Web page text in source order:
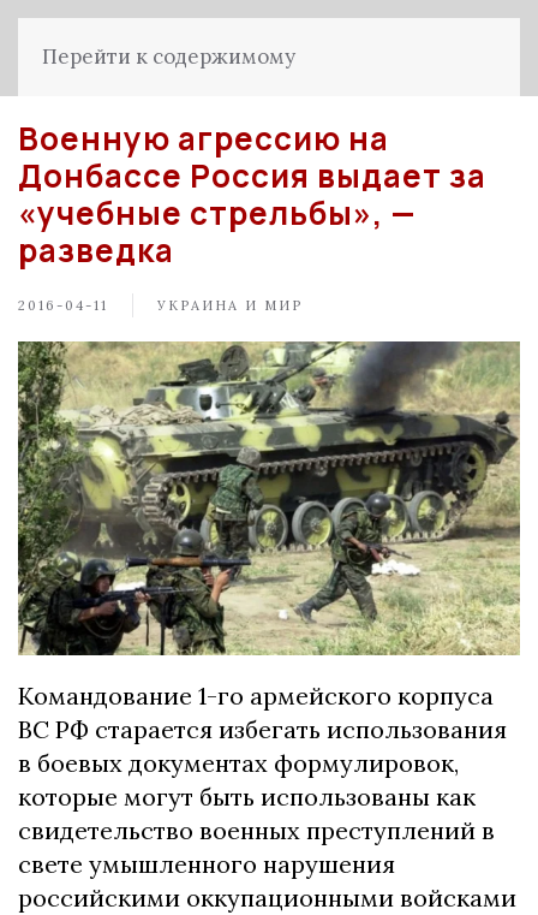
Перейти к содержимому
Военную агрессию на
Донбассе Россия выдает за
«учебные стрельбы», —
разведка
2016-04-11 УКРАИНА И МИР
Командование 1-го армейского корпуса
ВС РФ старается избегать использования
в боевых документах формулировок,
которые могут быть использованы как
свидетельство военных преступлений в
свете умышленного нарушения
российскими оккупационными войсками